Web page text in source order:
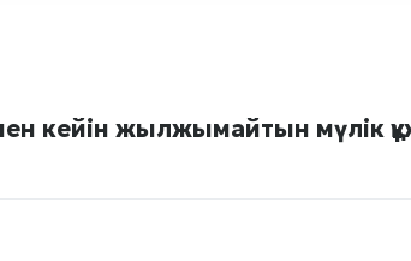
кейін жылжымайтын мүлік